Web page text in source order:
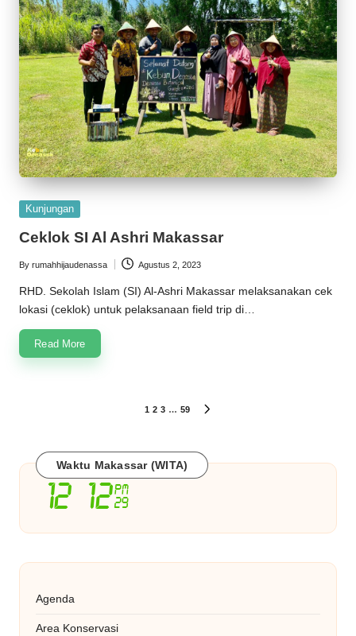
Posted
Kunjungan
Ceklok SI Al Ashri Makassar
Posted
by
By rumahhijaudenassa Agustus 2, 2023
RHD. Sekolah Islam (SI) Al-Ashri Makassar melaksanakan cek
lokasi (ceklok) untuk pelaksanaan field trip di…
Read More
1 2 3 … 59
Waktu Makassar (WITA)
Agenda
Area Konservasi